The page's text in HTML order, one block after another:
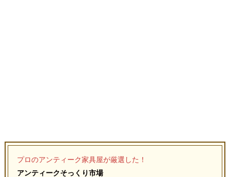
プロのアンティーク家具屋が厳選した！
アンティークそっくり市場